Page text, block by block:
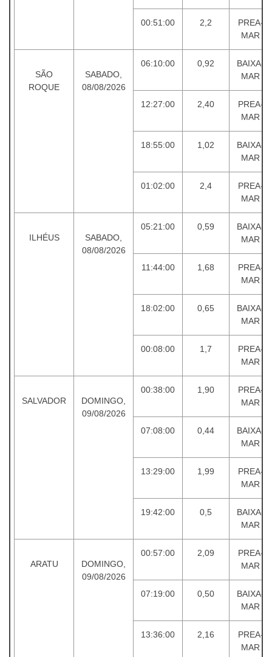
00:51:00 2,2
PREA-
MAR
SÃO
ROQUE
SABADO,
08/08/2026
06:10:00 0,92
BAIXA-
MAR
12:27:00 2,40
PREA-
MAR
18:55:00 1,02
BAIXA-
MAR
01:02:00 2,4
PREA-
MAR
ILHÉUS
SABADO,
08/08/2026
05:21:00 0,59
BAIXA-
MAR
11:44:00 1,68
PREA-
MAR
18:02:00 0,65
BAIXA-
MAR
00:08:00 1,7
PREA-
MAR
SALVADOR
DOMINGO,
09/08/2026
00:38:00 1,90
PREA-
MAR
07:08:00 0,44
BAIXA-
MAR
13:29:00 1,99
PREA-
MAR
19:42:00 0,5
BAIXA-
MAR
ARATU
DOMINGO,
09/08/2026
00:57:00 2,09
PREA-
MAR
07:19:00 0,50
BAIXA-
MAR
13:36:00 2,16
PREA-
MAR